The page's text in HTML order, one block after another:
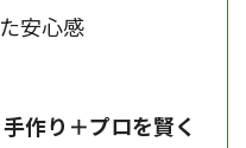
安心感
作り＋プロを賢く